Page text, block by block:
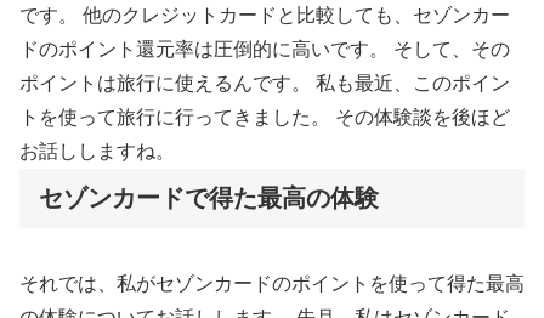
です。 他のクレジットカードと比較しても、セゾンカー
ドのポイント還元率は圧倒的に高いです。 そして、その
ポイントは旅行に使えるんです。 私も最近、このポイン
トを使って旅行に行ってきました。 その体験談を後ほど
お話ししますね。
セゾンカードで得た最高の体験
それでは、私がセゾンカードのポイントを使って得た最高